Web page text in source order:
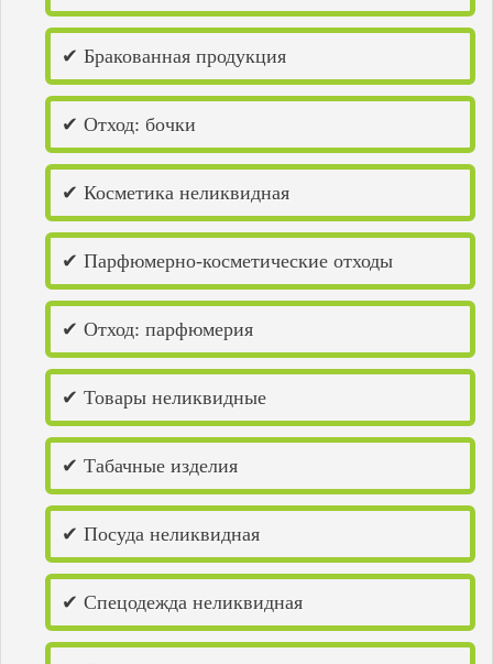
Набережные Челны
Нефтекамск
Нижнекамск
Нижний Ломов
Нижний Новгород
Никольск
Новокуйбышевск
Новотроицк
Новоульяновск
Новочебоксарск
Октябрьский
Оренбург
Павлово
Пермь
Пугачёв
Рузаевка
Салават
Самара
Саранск
Саратов
Саров
Семенов
Сердобск
Слободской
Соль-Илецк
Спасск
Стерлитамак
✔ Бракованная продукция
✔ Отход: бочки
✔ Косметика неликвидная
✔ Парфюмерно-косметические отходы
✔ Отход: парфюмерия
✔ Товары неликвидные
✔ Табачные изделия
✔ Посуда неликвидная
✔ Спецодежда неликвидная